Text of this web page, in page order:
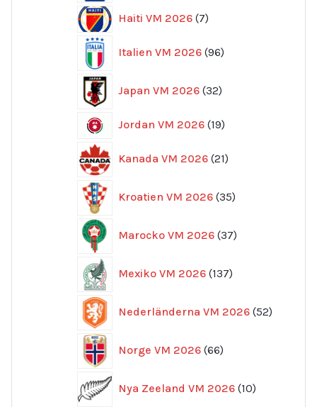
Haiti VM 2026 77
Italien VM 2026 96
produkter
Japan VM 2026 32
produkter
Jordan VM 2026 1919
Kanada VM 2026 21
produkter
Kroatien VM 2026 35
produkter
Marocko VM 2026 37
produkter
Mexiko VM 2026 137
produkter
Nederländerna VM 2026 52
Norge VM 2026 66
produkter
Nya Zeeland VM 2026 10
produkter